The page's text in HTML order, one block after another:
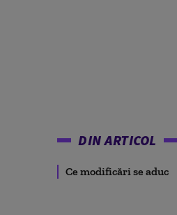
DIN ARTICOL
Ce modificări se aduc